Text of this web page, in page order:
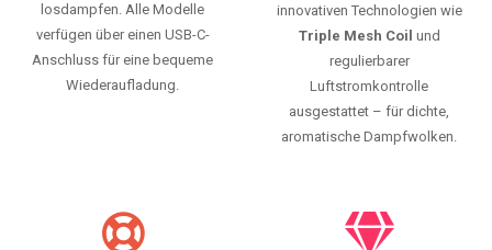
losdampfen. Alle Modelle
verfügen über einen USB-C-
Anschluss für eine bequeme
Wiederaufladung.
innovativen Technologien wie
Triple Mesh Coil und
regulierbarer
Luftstromkontrolle
ausgestattet – für dichte,
aromatische Dampfwolken.